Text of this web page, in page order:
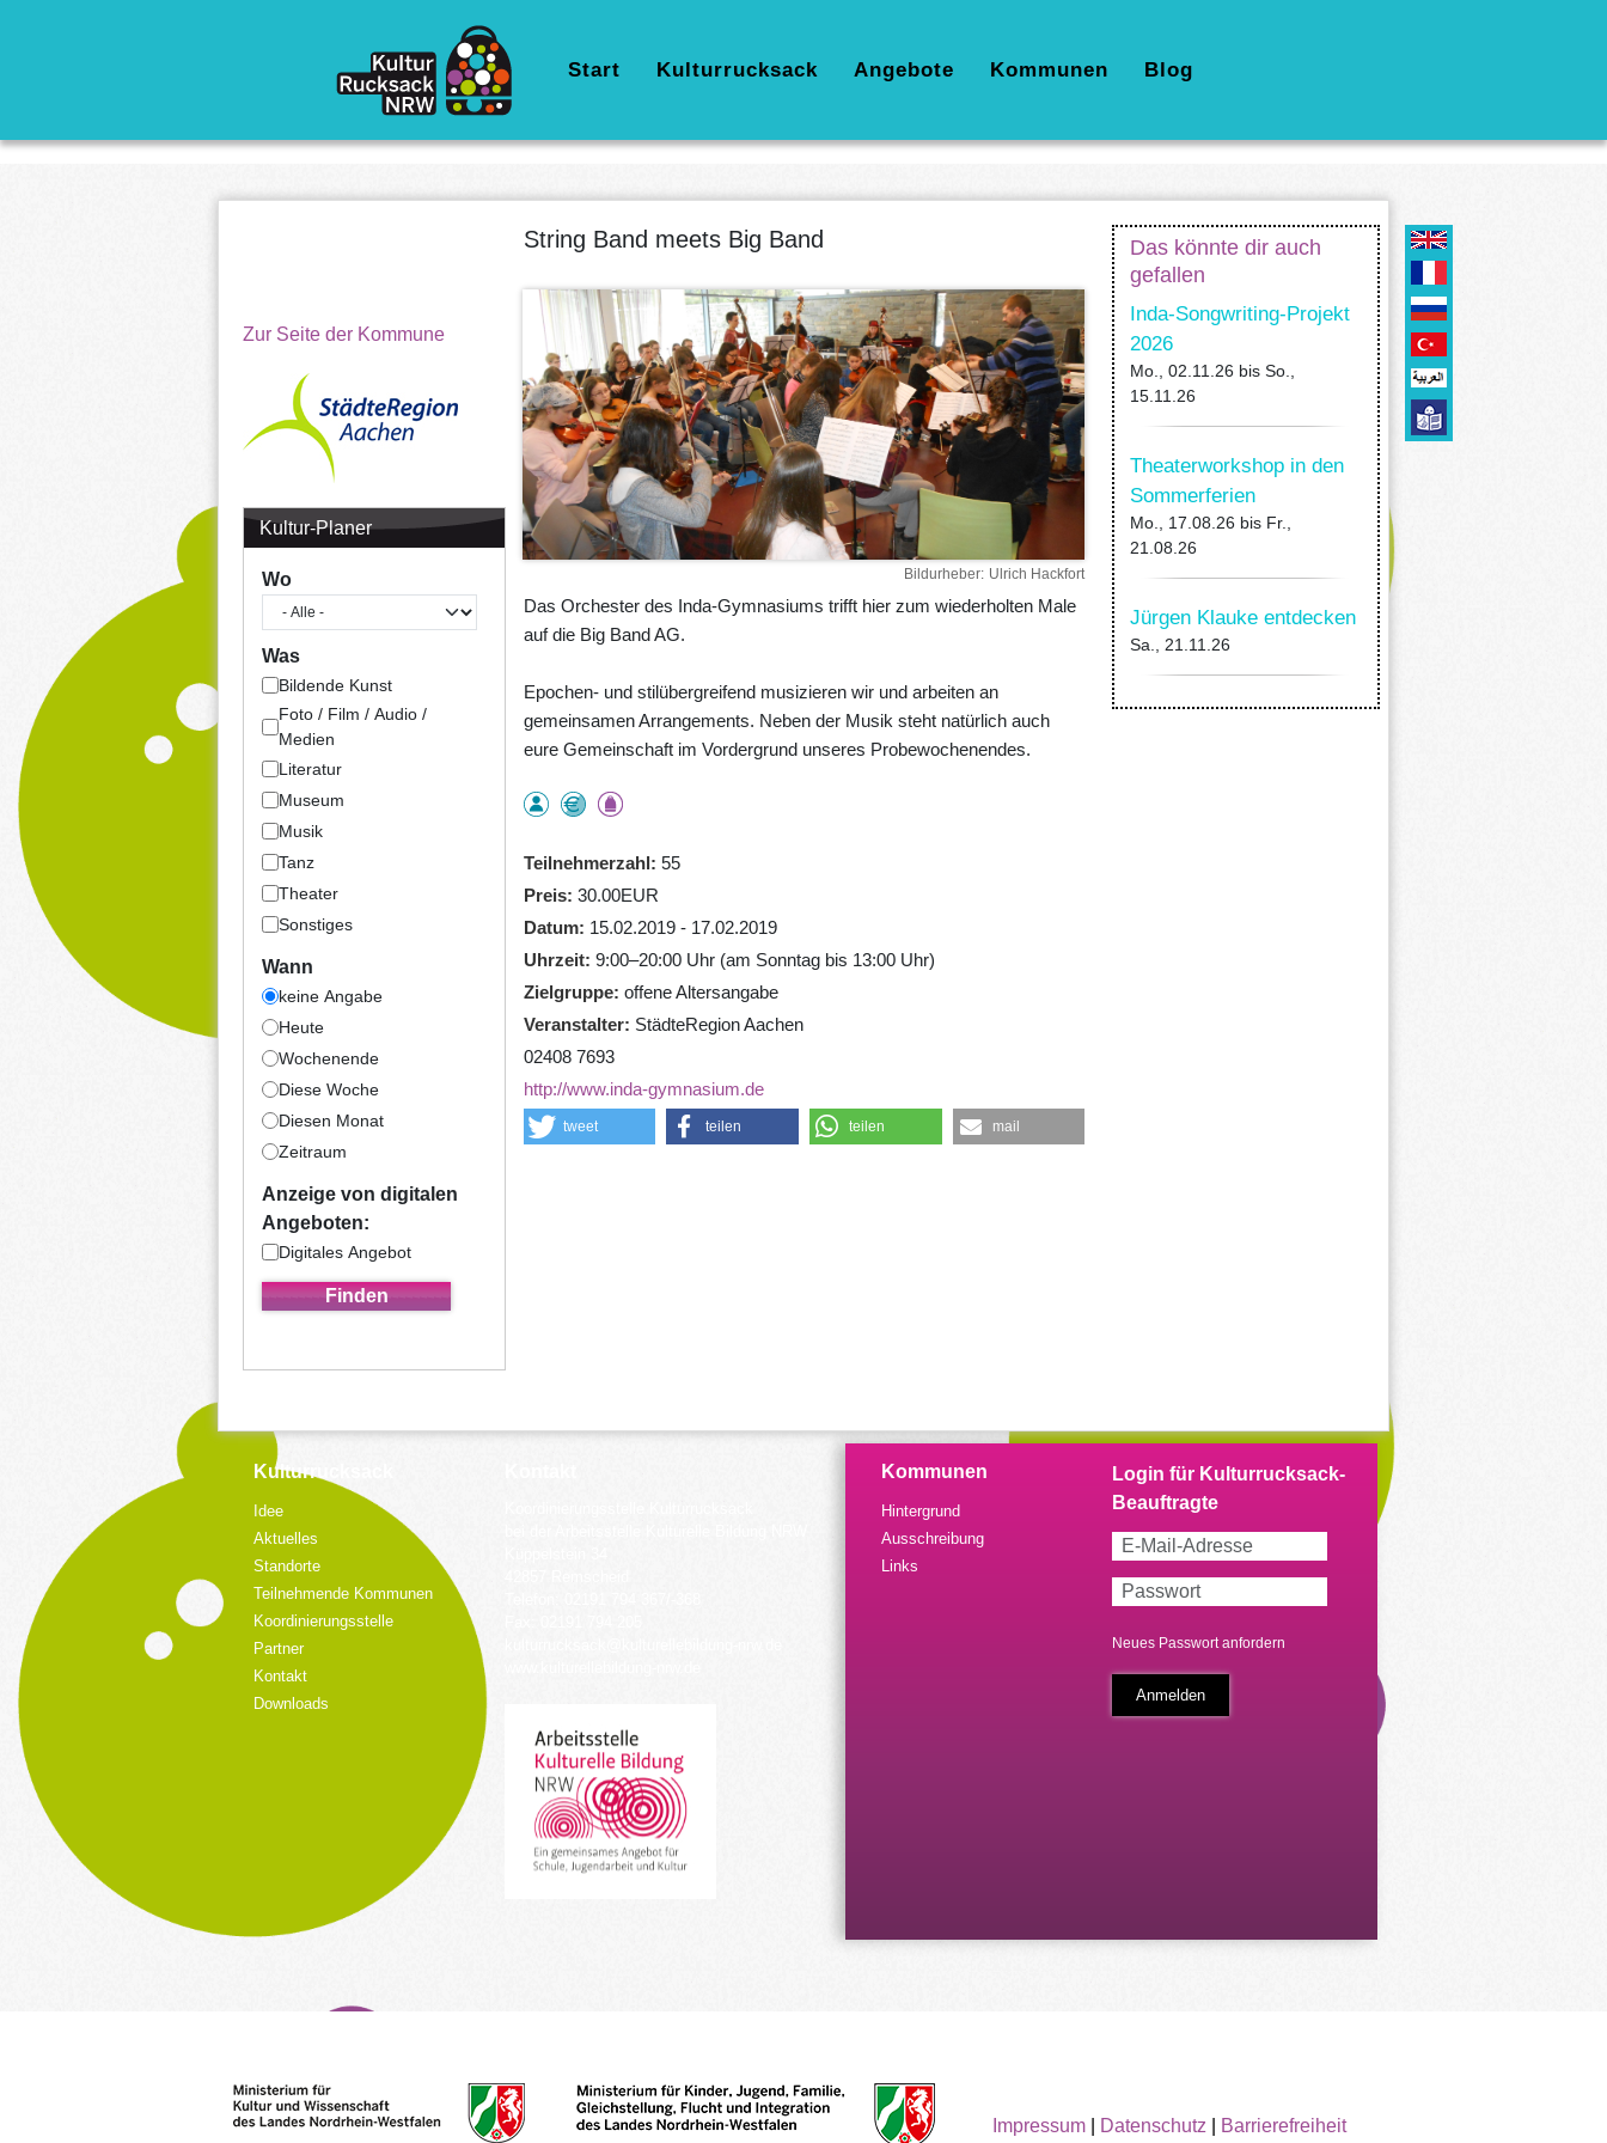
Hauptnavigation
Start Kulturrucksack Angebote Kommunen Blog
Zur Seite der Kommune
Kultur-Planer
Wo
Was
Bildende Kunst
Foto / Film / Audio /
Medien
Literatur
Museum
Musik
Tanz
Theater
Sonstiges
Wann
keine Angabe
Heute
Wochenende
Diese Woche
Diesen Monat
Zeitraum
Anzeige von digitalen
Angeboten:
Digitales Angebot
String Band meets Big Band
Bildurheber Ulrich Hackfort
Das Orchester des Inda-Gymnasiums trifft hier zum wiederholten Male
auf die Big Band AG.
Epochen- und stilübergreifend musizieren wir und arbeiten an
gemeinsamen Arrangements. Neben der Musik steht natürlich auch
eure Gemeinschaft im Vordergrund unseres Probewochenendes.
Teilnehmerzahl 55
Preis 30.00EUR
Datum
15.02.2019 - 17.02.2019
Uhrzeit 9:00–20:00 Uhr (am Sonntag bis 13:00 Uhr)
Zielgruppe offene Altersangabe
Veranstalter
StädteRegion Aachen
02408 7693
http://www.inda-gymnasium.de
tweet teilen teilen mail
Das könnte dir auch
gefallen
Inda-Songwriting-Projekt
2026
Mo., 02.11.26 bis So.,
15.11.26
Theaterworkshop in den
Sommerferien
Mo., 17.08.26 bis Fr.,
21.08.26
Jürgen Klauke entdecken
Sa., 21.11.26
Kulturrucksack
Idee
Aktuelles
Standorte
Teilnehmende Kommunen
Koordinierungsstelle
Partner
Kontakt
Downloads
Kommunen
Hintergrund
Ausschreibung
Links
Neues Passwort anfordern
Impressum| Datenschutz Barrierefreiheit